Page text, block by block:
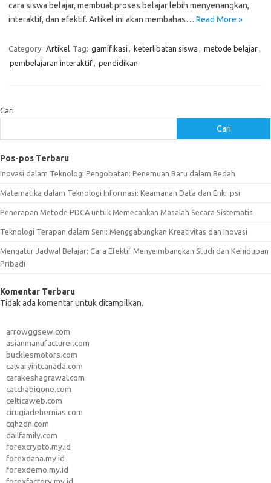
cara siswa belajar, membuat proses belajar lebih menyenangkan,
interaktif, dan efektif. Artikel ini akan membahas… Read More »
Category: Artikel Tag: gamifikasi , keterlibatan siswa , metode belajar,
pembelajaran interaktif, pendidikan
Cari
Cari
Pos-pos Terbaru
Inovasi dalam Teknologi Pengobatan: Penemuan Baru dalam Bedah
Matematika dalam Teknologi Informasi: Keamanan Data dan Enkripsi
Penerapan Metode PDCA untuk Memecahkan Masalah Secara Sistematis
Teknologi Terapan dalam Seni: Menggabungkan Kreativitas dan Inovasi
Mengatur Jadwal Belajar: Cara Efektif Menyeimbangkan Studi dan Kehidupan
Pribadi
Komentar Terbaru
Tidak ada komentar untuk ditampilkan.
arrowggsew.com
asianmanufacturer.com
bucklesmotors.com
calvaryintcanada.com
carakeshagrawal.com
catchabigone.com
celticaweb.com
cirugiadehernias.com
cqhzdn.com
dailfamily.com
forexcrypto.my.id
forexdana.my.id
forexdemo.my.id